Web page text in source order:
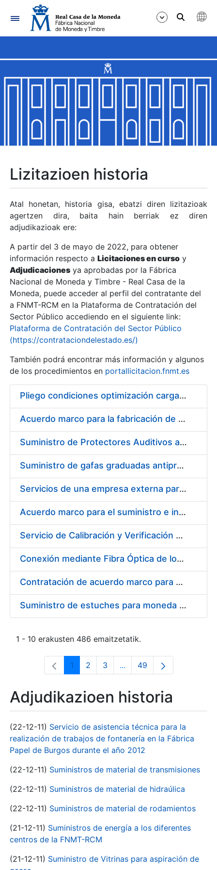
Nabigazioa
Erakutsi/Ezkutatu
Erakutsi/Ezkutatu
Erakutsi/Ezkutatu
Erakutsi/Ezkutatu
Erakutsi/Ezkutatu
Erakutsi/Ezkutatu
Erakutsi/Ezkutatu
Erakutsi/Ezkutatu
Lizitazioen historia
Atal honetan, historia gisa, ebatzi diren lizitazioak
agertzen dira, baita hain berriak ez diren
adjudikazioak ere:
A partir del 3 de mayo de 2022, para obtener
información respecto a Licitaciones en curso y
Adjudicaciones ya aprobadas por la Fábrica
Nacional de Moneda y Timbre - Real Casa de la
Moneda, puede acceder al perfil del contratante del
a FNMT-RCM en la Plataforma de Contratación del
Sector Público accediendo en el siguiente link:
Plataforma de Contratación del Sector Público
(https://contrataciondelestado.es/)
También podrá encontrar más información y algunos
de los procedimientos en portallicitacion.fnmt.es
Pliego condiciones optimización cargas compras firmado
Acuerdo marco para la fabricación de piezas
Suministro de Protectores Auditivos a medida para las personas trabajadoras de los Centros de Trabajo de Madrid y Burgos
Suministro de gafas graduadas antiproyecciones para los trabajadores de la FNMT-RCM en los centros de trabajo de Madrid y Burgos
Servicios de una empresa externa para el asesoramiento y resolución de los recursos de alzada que se presentan relacionados con procesos de selección para la FNMT-RCM
Acuerdo marco para el suministro e instalación de persianas, estores y otros complementos
Servicio de Calibración y Verificación Externa de los Equipos de Medición del Servicio de Prevención de la FNMT-RCM
Conexión mediante Fibra Óptica de los Centros de Proceso de Datos (CPDs) de las sedes de la FNMT-RCM de Burgos y Madrid
Contratación de acuerdo marco para el Suministro de Material de Electricidad para la Fábrica Nacional de Moneda y Timbre-Real Casa de la Moneda en su centro de trabajo de Burgos
Suministro de estuches para moneda de 30 €
1 - 10 erakusten 486 emaitzetatik.
Orrialdea
1 Orrialdea
2 Orrialdea
3 ...Intermediate Pages Use
Orrialdea
49
Adjudikazioen historia
(22-12-11) Servicio de asistencia técnica para la
realización de trabajos de fontanería en la Fábrica
Papel de Burgos durante el año 2012
(22-12-11) Suministros de material de transmisiones
(22-12-11) Suministros de material de hidraúlica
(22-12-11) Suministros de material de rodamientos
(21-12-11) Suministros de energía a los diferentes
centros de la FNMT-RCM
(21-12-11) Suministro de Vitrinas para aspiración de